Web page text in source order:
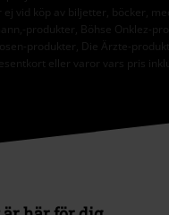
vid köp av biljetter, böcker,
produkter, Böhse Onklez-
produkter, Die Ärzte-
eller varor vars pris